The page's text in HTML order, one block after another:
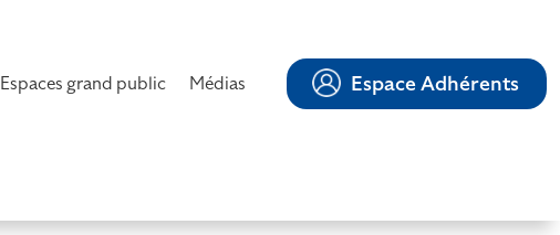
Espaces grand public Médias Espace Adhérents